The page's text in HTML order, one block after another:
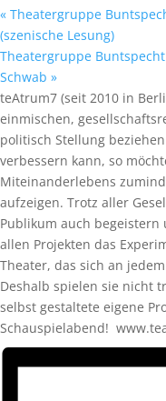
« Theatergruppe
(szenische Lesung)
Theatergruppe
Schwab »
teAtrum7 (seit 2010 in
einmischen,
politisch Stellung
verbessern kann, so
Miteinanderlebens
aufzeigen. Trotz aller
Publikum auch
allen Projekten das
Theater, das sich an
Deshalb spielen sie nicht
selbst gestaltete eigene
Schauspielabend!